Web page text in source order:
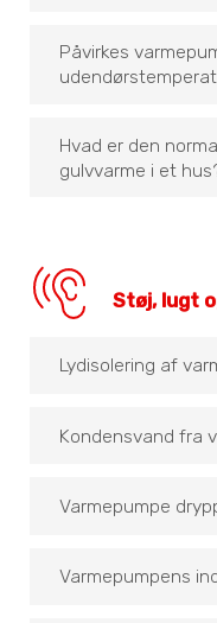
Påvirkes
Hvad er den
gulvvarme i et
Støj, lugt
Lydisolering af
Kondensvand fra
Varmepumpe
Varmepumpens